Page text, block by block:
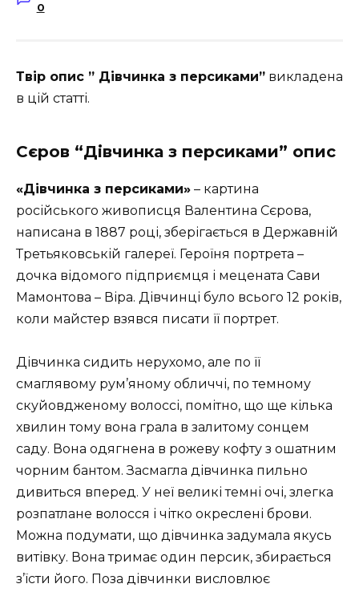
0
Твір опис ” Дівчинка з персиками” викладена
в цій статті.
Сєров “Дівчинка з персиками” опис
«Дівчинка з персиками» – картина
російського живописця Валентина Сєрова,
написана в 1887 році, зберігається в Державній
Третьяковській галереї. Героїня портрета –
дочка відомого підприємця і мецената Сави
Мамонтова – Віра. Дівчинці було всього 12 років,
коли майстер взявся писати її портрет.
Дівчинка сидить нерухомо, але по її
смаглявому рум’яному обличчі, по темному
скуйовдженому волоссі, помітно, що ще кілька
хвилин тому вона грала в залитому сонцем
саду. Вона одягнена в рожеву кофту з ошатним
чорним бантом. Засмагла дівчинка пильно
дивиться вперед. У неї великі темні очі, злегка
розпатлане волосся і чітко окреслені брови.
Можна подумати, що дівчинка задумала якусь
витівку. Вона тримає один персик, збирається
з’їсти його. Поза дівчинки висловлює